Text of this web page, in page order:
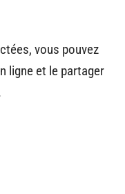
vous pouvez
ligne et le partager